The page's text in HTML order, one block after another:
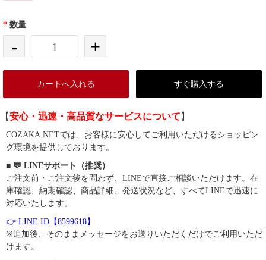
* 数量
- +
カートへ入れる すぐ購入する
【安心・迅速・高品質なサービスについて 】
COZAKA.NETでは、お客様に安心してご利用いただけるショッピン
グ環境を提供しております。
■ 💬 LINEサポート（推奨）
ご注文前・ご注文後を問わず、LINEで直接ご相談いただけます。在
庫確認、納期確認、商品詳細、発送状況など、すべてLINEで迅速に
対応いたします。
👉 LINE ID【8599618】
※追加後、そのままメッセージをお送りいただくだけでご利用いただ
けます。